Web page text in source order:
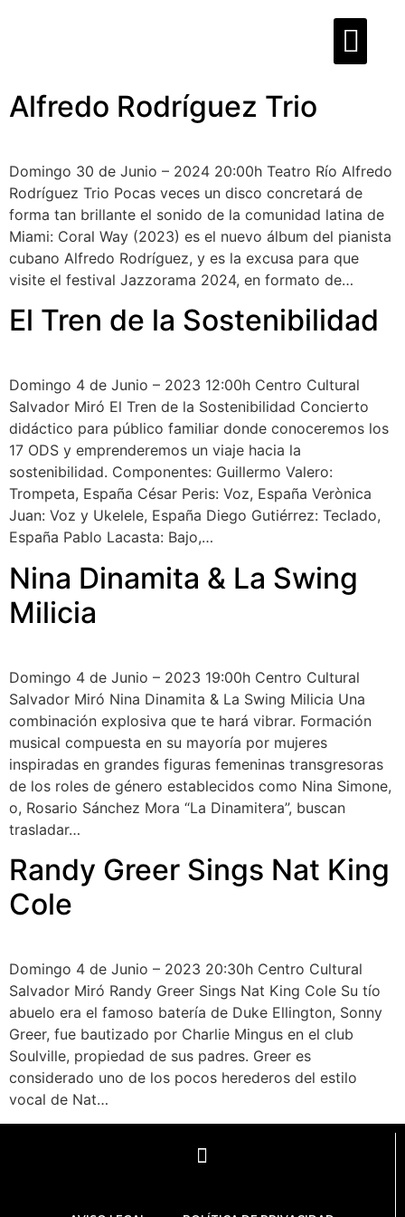
Alfredo Rodríguez Trio
Domingo 30 de Junio – 2024 20:00h Teatro Río Alfredo
Rodríguez Trio Pocas veces un disco concretará de
forma tan brillante el sonido de la comunidad latina de
Miami: Coral Way (2023) es el nuevo álbum del pianista
cubano Alfredo Rodríguez, y es la excusa para que
visite el festival Jazzorama 2024, en formato de…
El Tren de la Sostenibilidad
Domingo 4 de Junio – 2023 12:00h Centro Cultural
Salvador Miró El Tren de la Sostenibilidad Concierto
didáctico para público familiar donde conoceremos los
17 ODS y emprenderemos un viaje hacia la
sostenibilidad. Componentes:​ Guillermo Valero:
Trompeta, España César Peris: Voz, España Verònica
Juan: Voz y Ukelele, España Diego Gutiérrez: Teclado,
España Pablo Lacasta: Bajo,…
Nina Dinamita & La Swing
Milicia
Domingo 4 de Junio – 2023 19:00h Centro Cultural
Salvador Miró Nina Dinamita & La Swing Milicia Una
combinación explosiva que te hará vibrar. Formación
musical compuesta en su mayoría por mujeres
inspiradas en grandes figuras femeninas transgresoras
de los roles de género establecidos como Nina Simone,
o, Rosario Sánchez Mora “La Dinamitera”, buscan
trasladar…
Randy Greer Sings Nat King
Cole
Domingo 4 de Junio – 2023 20:30h Centro Cultural
Salvador Miró Randy Greer Sings Nat King Cole Su tío
abuelo era el famoso batería de Duke Ellington, Sonny
Greer, fue bautizado por Charlie Mingus en el club
Soulville, propiedad de sus padres. Greer es
considerado uno de los pocos herederos del estilo
vocal de Nat…